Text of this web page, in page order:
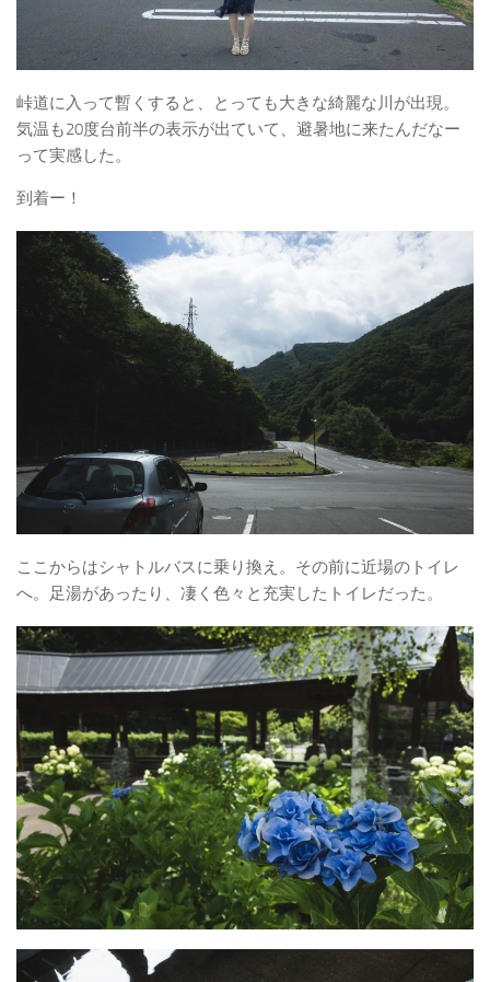
峠道に入って暫くすると、とっても大きな綺麗な川が出現。
気温も20度台前半の表示が出ていて、避暑地に来たんだなー
って実感した。
到着ー！
ここからはシャトルバスに乗り換え。その前に近場のトイレ
へ。足湯があったり、凄く色々と充実したトイレだった。